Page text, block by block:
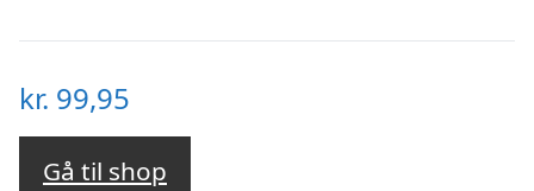
kr. 99,95
Gå til shop